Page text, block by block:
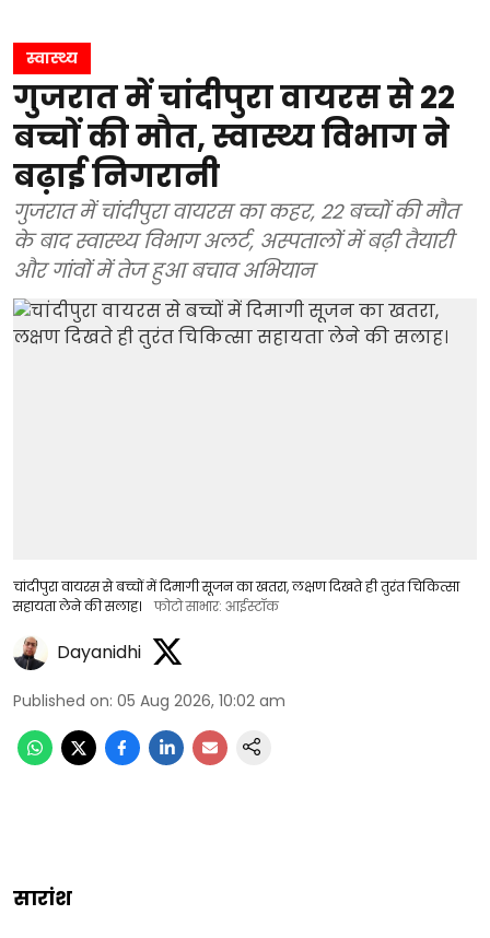
स्वास्थ्य
गुजरात में चांदीपुरा वायरस से 22
बच्चों की मौत, स्वास्थ्य विभाग ने
बढ़ाई निगरानी
गुजरात में चांदीपुरा वायरस का कहर, 22 बच्चों की मौत
के बाद स्वास्थ्य विभाग अलर्ट, अस्पतालों में बढ़ी तैयारी
और गांवों में तेज हुआ बचाव अभियान
चांदीपुरा वायरस से बच्चों में दिमागी सूजन का खतरा, लक्षण दिखते ही तुरंत चिकित्सा
सहायता लेने की सलाह।
फोटो साभार: आईस्टॉक
Dayanidhi
Published on: 05 Aug 2026, 10:02 am
सारांश